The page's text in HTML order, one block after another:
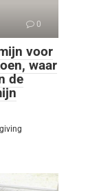
0
voor
waar
de